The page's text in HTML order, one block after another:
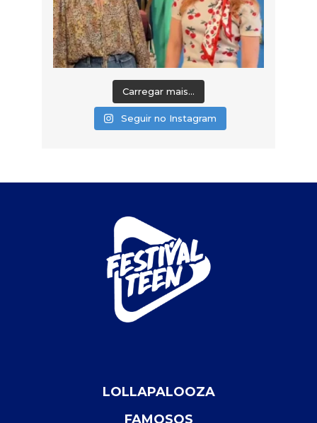
Carregar mais...
Seguir no Instagram
LOLLAPALOOZA
FAMOSOS